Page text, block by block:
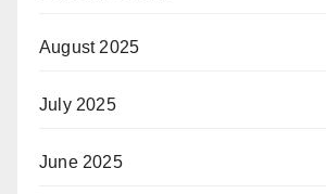
August 2025
July 2025
June 2025